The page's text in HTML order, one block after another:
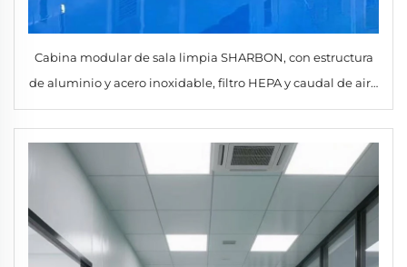
Cabina modular de sala limpia SHARBON, con estructura
de aluminio y acero inoxidable, filtro HEPA y caudal de aire
de 875 CFM, diseño estacionario para uso industrial